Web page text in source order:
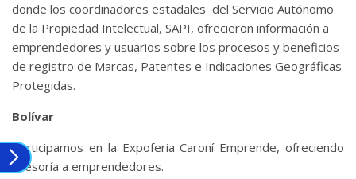
donde los coordinadores estadales del Servicio Autónomo
de la Propiedad Intelectual, SAPI, ofrecieron información a
emprendedores y usuarios sobre los procesos y beneficios
de registro de Marcas, Patentes e Indicaciones Geográficas
Protegidas.
Bolívar
Participamos en la Expoferia Caroní Emprende, ofreciendo
asesoría a emprendedores.